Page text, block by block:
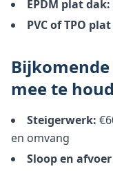
EPDM plat dak:
PVC of TPO
mee te
Steigerwerk:
en omvang
Sloop en